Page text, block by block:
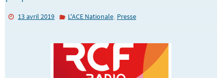
13 avril 2019 L'ACE Nationale, Presse